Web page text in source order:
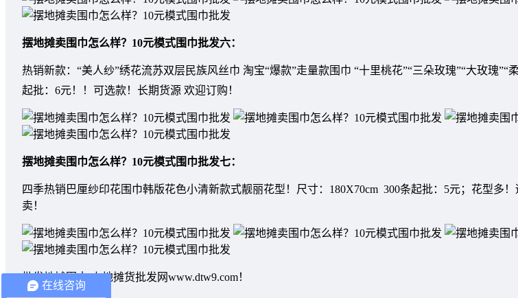
摆地摊卖围巾怎么样？10元模式围巾批发六：
热销新款：“美人纱”绣花流苏双层民族风丝巾 淘宝“爆款”走量款围巾 “十里桃花”“三朵玫瑰”“大玫瑰”“
起批：6元！！可选款！长期货源 欢迎订购！
摆地摊卖围巾怎么样？10元模式围巾批发七：
四季热销巴厘纱印花围巾韩版花色小清新款式靓丽花型！尺寸：180X70cm 300条起批：5元；花型多
卖！
批发地摊围巾-上地摊货批发网www.dtw9.com！
在线咨询